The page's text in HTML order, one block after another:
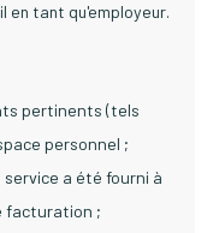
en tant qu'employeur.
pertinents (tels
personnel ;
a été fourni à
facturation ;